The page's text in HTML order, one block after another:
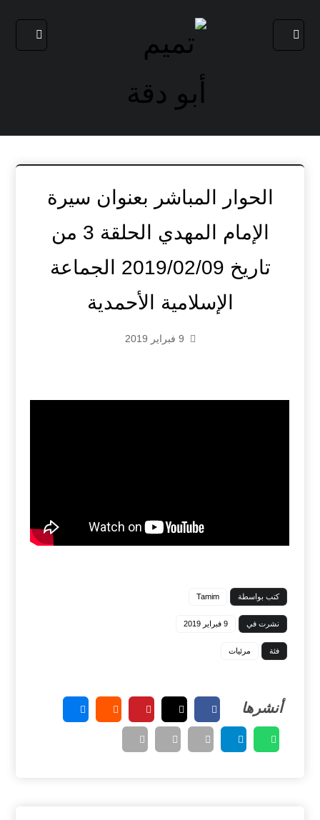
الحوار المباشر بعنوان سيرة
الإمام المهدي الحلقة 3 من
تاريخ 2019/02/09 الجماعة
الإسلامية الأحمدية
9 فبراير 2019
كتب بواسطة Tamim
نشرت في 9 فبراير 2019
فئة مرئيات